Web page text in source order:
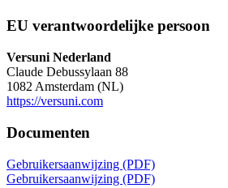
EU verantwoordelijke persoon
Versuni Nederland
Claude Debussylaan 88
1082 Amsterdam (NL)
https://versuni.com
Documenten
Gebruikersaanwijzing (PDF)
Gebruikersaanwijzing (PDF)